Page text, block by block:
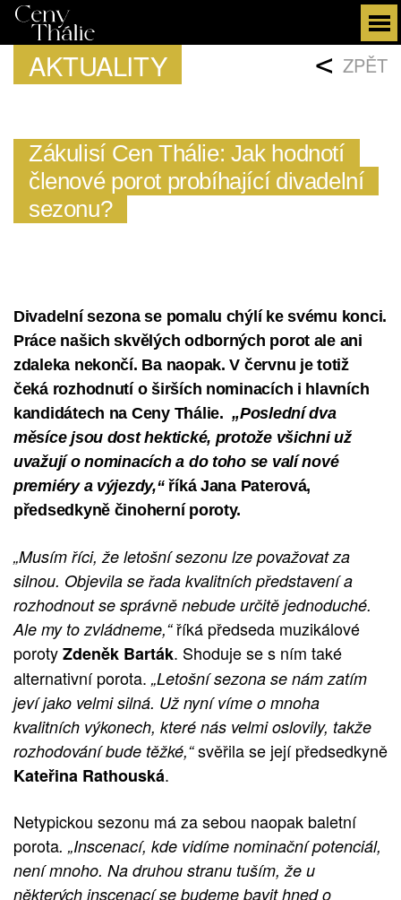
AKTUALITY < ZPĚT
Zákulisí Cen Thálie: Jak hodnotí
členové porot probíhající divadelní
sezonu?
Divadelní sezona se pomalu chýlí ke svému konci.
Práce našich skvělých odborných porot ale ani
zdaleka nekončí. Ba naopak. V červnu je totiž
čeká rozhodnutí o širších nominacích i hlavních
kandidátech na Ceny Thálie.„Poslední dva
měsíce jsou dost hektické, protože všichni už
uvažují o nominacích a do toho se valí nové
premiéry a výjezdy,“říká Jana Paterová,
předsedkyně činoherní poroty.
„Musím říci, že letošní sezonu lze považovat za
silnou. Objevila se řada kvalitních představení a
rozhodnout se správně nebude určitě jednoduché.
Ale my to zvládneme,“říká předseda muzikálové
porotyZdeněk Barták. Shoduje se s ním také
alternativní porota. „Letošní sezona se nám zatím
jeví jako velmi silná. Už nyní víme o mnoha
kvalitních výkonech, které nás velmi oslovily, takže
rozhodování bude těžké,“svěřila se její předsedkyně
Kateřina Rathouská.
Netypickou sezonu má za sebou naopak baletní
porota. „Inscenací, kde vidíme nominační potenciál,
není mnoho. Na druhou stranu tuším, že u
některých inscenací se budeme bavit hned o